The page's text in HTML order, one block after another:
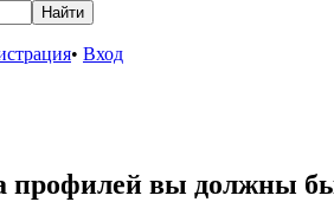
• Вход
профилей вы должны